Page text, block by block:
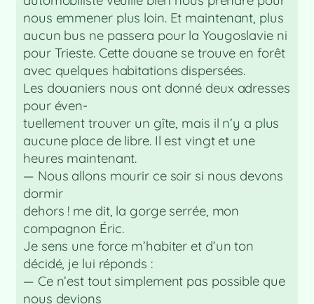
nous emmener plus loin. Et maintenant, plus
aucun bus ne passera pour la Yougoslavie ni
pour Trieste. Cette douane se trouve en forêt
avec quelques habitations dispersées.
Les douaniers nous ont donné deux adresses
pour éven-
tuellement trouver un gîte, mais il n’y a plus
aucune place de libre. Il est vingt et une
heures maintenant.
— Nous allons mourir ce soir si nous devons
dormir
dehors ! me dit, la gorge serrée, mon
compagnon Éric.
Je sens une force m’habiter et d’un ton
décidé, je lui réponds :
— Ce n’est tout simplement pas possible que
nous devions